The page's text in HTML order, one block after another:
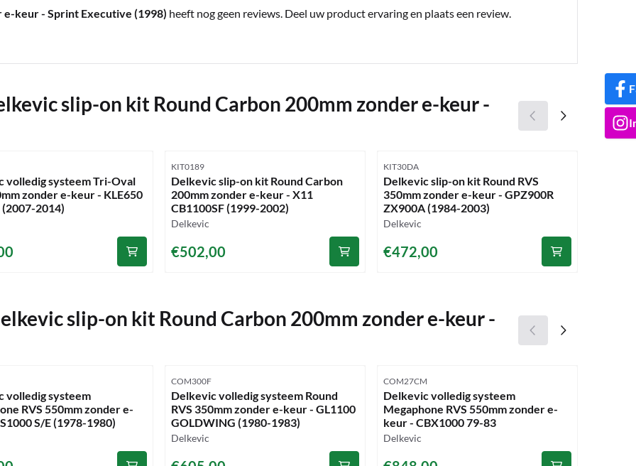
keur - Sprint Executive (1998) heeft nog geen reviews. Deel uw product ervaring en plaats een review.
slip-on kit Round Carbon 200mm zonder e-keur -
volledig systeem Tri-Oval
zonder e-keur - KLE650
(2007-2014)
Artikelnummer
KIT0189
Delkevic slip-on kit Round Carbon
200mm zonder e-keur - X11
CB1100SF (1999-2002)
Merk:
Delkevic
Prijs: 502,00
€502,00
Artikelnummer
KIT30DA
Delkevic slip-on kit Round RVS
350mm zonder e-keur - GPZ900R
ZX900A (1984-2003)
Merk:
Delkevic
Prijs: 472,00
€472,00
slip-on kit Round Carbon 200mm zonder e-keur -
volledig systeem
RVS 550mm zonder e-
S/E (1978-1980)
Artikelnummer
COM300F
Delkevic volledig systeem Round
RVS 350mm zonder e-keur - GL1100
GOLDWING (1980-1983)
Merk:
Delkevic
Prijs: 605,00
Artikelnummer
COM27CM
Delkevic volledig systeem
Megaphone RVS 550mm zonder e-
keur - CBX1000 79-83
Merk:
Delkevic
Prijs: 848,00